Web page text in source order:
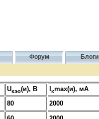
Форум Блоги
Uкэо(и), В кmax(и), мА
80 2000